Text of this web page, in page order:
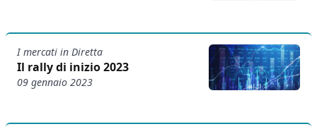
I mercati in Diretta
Il rally di inizio 2023
09 gennaio 2023